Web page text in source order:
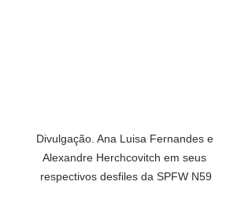
Divulgação. Ana Luisa Fernandes e
Alexandre Herchcovitch em seus
respectivos desfiles da SPFW N59